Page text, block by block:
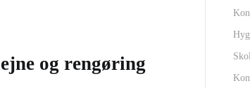
og rengøring